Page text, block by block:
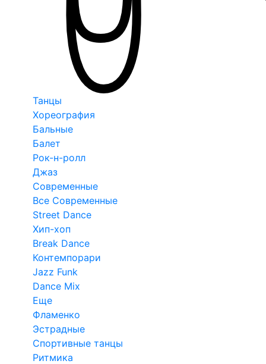
Танцы
Хореография
Бальные
Балет
Рок-н-ролл
Джаз
Современные
Все Современные
Street Dance
Хип-хоп
Break Dance
Контемпорари
Jazz Funk
Dance Mix
Еще
Фламенко
Эстрадные
Спортивные танцы
Ритмика